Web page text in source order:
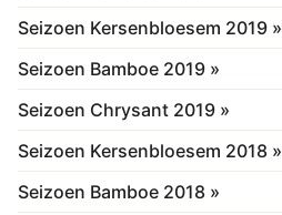
Seizoen Kersenbloesem 2019 »
Seizoen Bamboe 2019 »
Seizoen Chrysant 2019 »
Seizoen Kersenbloesem 2018 »
Seizoen Bamboe 2018 »